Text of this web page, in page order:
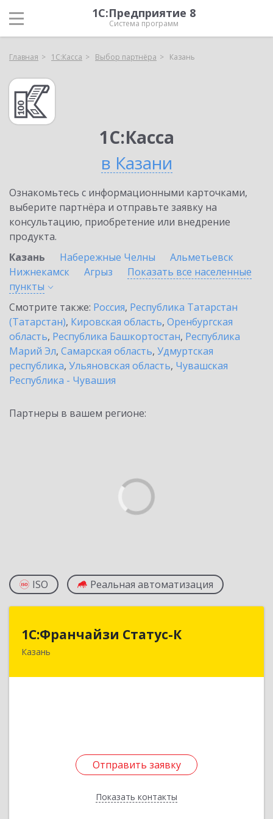
1С:Предприятие 8
Система программ
Главная 1С:Касса Выбор партнёра Казань
1С:Касса
в Казани
Ознакомьтесь с информационными карточками,
выберите партнёра и отправьте заявку на
консультацию, приобретение или внедрение
продукта.
Казань
Набережные Челны
Альметьевск
Нижнекамск
Агрыз
Показать все населенные
пункты
Смотрите также: Россия, Республика Татарстан
(Татарстан), Кировская область, Оренбургская
область, Республика Башкортостан, Республика
Марий Эл, Самарская область, Удмуртская
республика, Ульяновская область, Чувашская
Республика - Чувашия
Партнеры в вашем регионе:
ISO Реальная автоматизация
1С:Франчайзи Статус-К
Казань
Отправить заявку
Показать контакты
1С:Франчайзи Статус-К
Отправить заявку
Назад